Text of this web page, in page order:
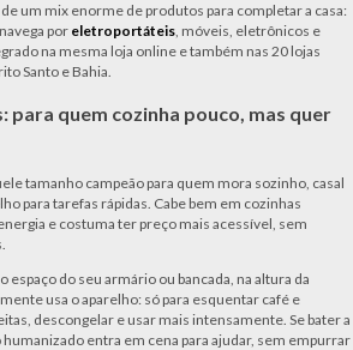
um mix enorme de produtos para completar a casa:
por eletroportáteis, móveis, eletrônicos e
na mesma loja online e também nas 20 lojas
Santo e Bahia.
para quem cozinha pouco, mas quer
tamanho campeão para quem mora sozinho, casal
para tarefas rápidas. Cabe bem em cozinhas
e costuma ter preço mais acessível, sem
espaço do seu armário ou bancada, na altura da
usa o aparelho: só para esquentar café e
descongelar e usar mais intensamente. Se bater a
entra em cena para ajudar, sem empurrar